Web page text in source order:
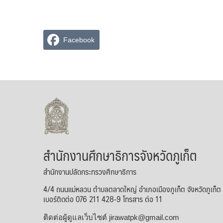
Facebook
สำนักงานศึกษาธิการจังหวัดภูเก็ต
สำนักงานปลัดกระทรวงศึกษาธิการ
4/4 ถนนแม่หลวน ตำบลตลาดใหญ่ อำเภอเมืองภูเก็ต จังหวัดภูเก็
เบอร์ติดต่อ 076 211 428-9 โทรสาร ต่อ 11
ติดต่อผู้ดูแลเว็บไซต์ jirawatpk@gmail.com